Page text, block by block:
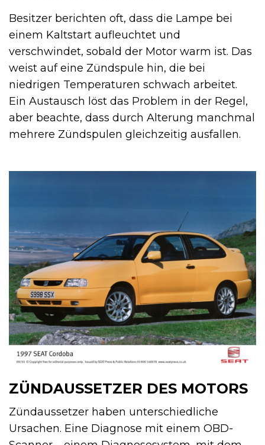
Besitzer berichten oft, dass die Lampe bei
einem Kaltstart aufleuchtet und
verschwindet, sobald der Motor warm ist. Das
weist auf eine Zündspule hin, die bei
niedrigen Temperaturen schwach arbeitet.
Ein Austausch löst das Problem in der Regel,
aber beachte, dass durch Alterung manchmal
mehrere Zündspulen gleichzeitig ausfallen.
ZÜNDAUSSETZER DES MOTORS
Zündaussetzer haben unterschiedliche
Ursachen. Eine Diagnose mit einem OBD-